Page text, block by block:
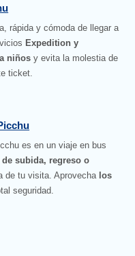
rápida y cómoda de llegar a
Expedition y
niños y evita la molestia de
ticket.
es en un viaje en bus
subida, regreso o
de tu visita. Aprovecha los
seguridad.